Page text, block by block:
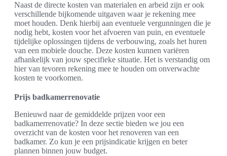
Naast de directe kosten van materialen en arbeid zijn er ook
verschillende bijkomende uitgaven waar je rekening mee
moet houden. Denk hierbij aan eventuele vergunningen die je
nodig hebt, kosten voor het afvoeren van puin, en eventuele
tijdelijke oplossingen tijdens de verbouwing, zoals het huren
van een mobiele douche. Deze kosten kunnen variëren
afhankelijk van jouw specifieke situatie. Het is verstandig om
hier van tevoren rekening mee te houden om onverwachte
kosten te voorkomen.
Prijs badkamerrenovatie
Benieuwd naar de gemiddelde prijzen voor een
badkamerrenovatie? In deze sectie bieden we jou een
overzicht van de kosten voor het renoveren van een
badkamer. Zo kun je een prijsindicatie krijgen en beter
plannen binnen jouw budget.